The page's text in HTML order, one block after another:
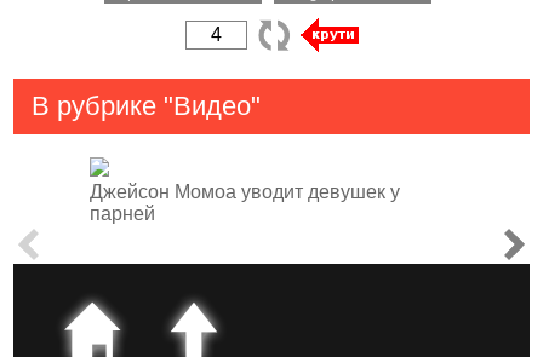
В рубрике "Видео"
Джейсон Момоа уводит девушек у
парней